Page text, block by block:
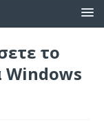
το
Windows